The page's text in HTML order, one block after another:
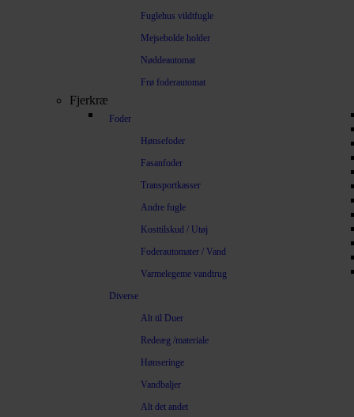
Fuglehus vildtfugle
Mejsebolde holder
Nøddeautomat
Frø foderautomat
Fjerkræ
Foder
Hønsefoder
Fasanfoder
Transportkasser
Andre fugle
Kosttilskud / Utøj
Foderautomater / Vand
Varmelegeme vandtrug
Diverse
Alt til Duer
Redeæg /materiale
Hønseringe
Vandbaljer
Alt det andet